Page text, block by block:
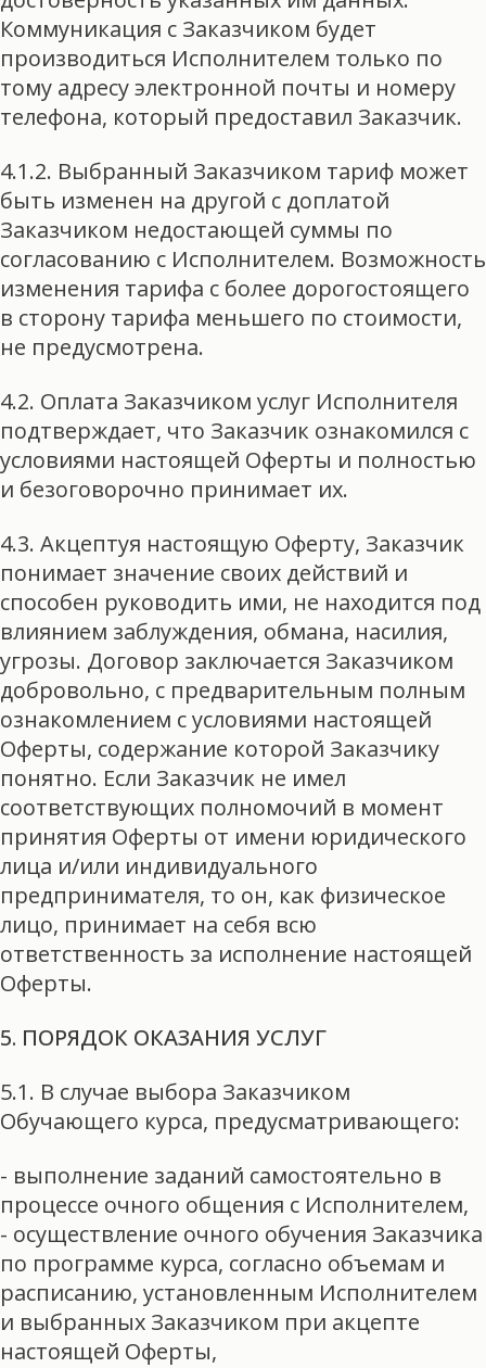
Коммуникация с Заказчиком будет
производиться Исполнителем только по
тому адресу электронной почты и номеру
телефона, который предоставил Заказчик.
4.1.2. Выбранный Заказчиком тариф может
быть изменен на другой с доплатой
Заказчиком недостающей суммы по
согласованию с Исполнителем. Возможность
изменения тарифа с более дорогостоящего
в сторону тарифа меньшего по стоимости,
не предусмотрена.
4.2. Оплата Заказчиком услуг Исполнителя
подтверждает, что Заказчик ознакомился с
условиями настоящей Оферты и полностью
и безоговорочно принимает их.
4.3. Акцептуя настоящую Оферту, Заказчик
понимает значение своих действий и
способен руководить ими, не находится под
влиянием заблуждения, обмана, насилия,
угрозы. Договор заключается Заказчиком
добровольно, с предварительным полным
ознакомлением с условиями настоящей
Оферты, содержание которой Заказчику
понятно. Если Заказчик не имел
соответствующих полномочий в момент
принятия Оферты от имени юридического
лица и/или индивидуального
предпринимателя, то он, как физическое
лицо, принимает на себя всю
ответственность за исполнение настоящей
Оферты.
5. ПОРЯДОК ОКАЗАНИЯ УСЛУГ
5.1. В случае выбора Заказчиком
Обучающего курса, предусматривающего:
- выполнение заданий самостоятельно в
процессе очного общения с Исполнителем,
- осуществление очного обучения Заказчика
по программе курса, согласно объемам и
расписанию, установленным Исполнителем
и выбранных Заказчиком при акцепте
настоящей Оферты,